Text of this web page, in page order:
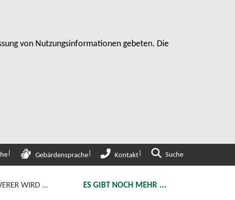
von Nutzungsinformationen gebeten. Die
Gebärdensprache Kontakt Zur Suche
Suche
WIRD ... ES GIBT NOCH MEHR ...